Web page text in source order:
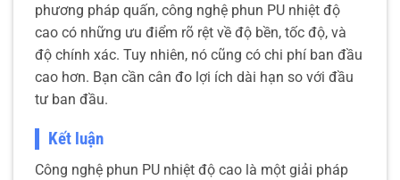
phương pháp quấn, công nghệ phun PU nhiệt độ
cao có những ưu điểm rõ rệt về độ bền, tốc độ, và
độ chính xác. Tuy nhiên, nó cũng có chi phí ban đầu
cao hơn. Bạn cần cân đo lợi ích dài hạn so với đầu
tư ban đầu.
Kết luận
Công nghệ phun PU nhiệt độ cao là một giải pháp